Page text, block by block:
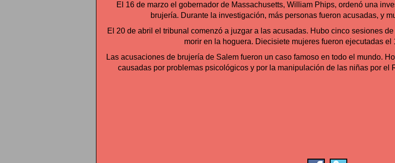
El 16 de marzo el gobernador de Massachusetts, William Phips, ordenó una
brujería. Durante la investigación, más personas fueron acusadas, y
El 20 de abril el tribunal comenzó a juzgar a las acusadas. Hubo cinco sesiones
morir en la hoguera. Diecisiete mujeres fueron ejecutadas el
Las acusaciones de brujería de Salem fueron un caso famoso en todo el mundo.
causadas por problemas psicológicos y por la manipulación de las niñas por el